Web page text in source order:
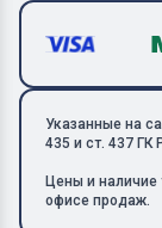
Указанные на
435 и ст. 437 ГК
Цены и наличие
офисе продаж.